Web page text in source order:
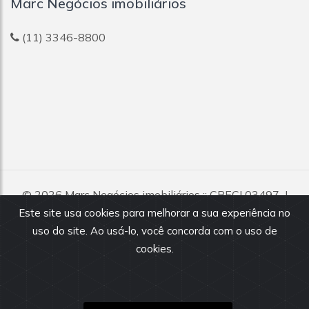
Este site usa cookies para melhorar a sua experiência no
uso do site. Ao usá-lo, você concorda com o uso de
cookies.
(11) 3346-8800
© 2026Marc Negócios imobiliários:: CRECI 03497-J
Todos os direitos reservados.
Todas as informações e valores exibidos neste portal são
fornecidos pelos proprietários dos imóveis, podendo sofrer